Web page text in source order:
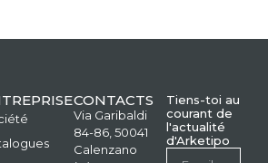
CONTACTS
Via Garibaldi
84-86, 50041
Calenzano
Tiens-toi au
courant de
l'actualité
d'Arketipo